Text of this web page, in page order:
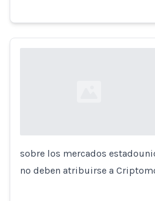
sobre los mercados
no deben atribuirse a